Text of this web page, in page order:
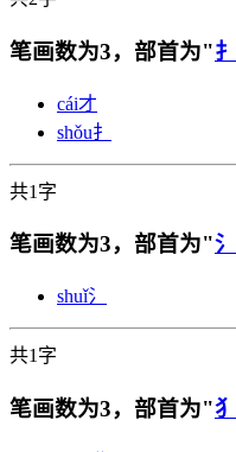
笔画数为3，部首为"扌
cái才
shǒu扌
共1字
笔画数为3，部首为"氵
shuǐ氵
共1字
笔画数为3，部首为"犭